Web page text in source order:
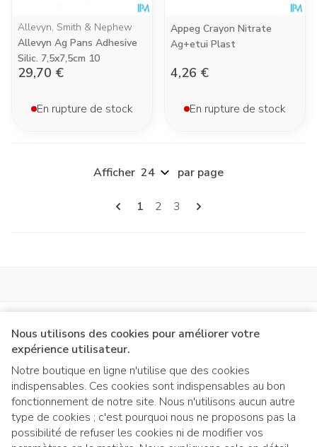
Nous utilisons des cookies pour améliorer votre
expérience utilisateur.
Notre boutique en ligne n'utilise que des cookies
indispensables. Ces cookies sont indispensables au bon
fonctionnement de notre site. Nous n'utilisons aucun autre
type de cookies ; c'est pourquoi nous ne proposons pas la
possibilité de refuser les cookies ni de modifier vos
Allevyn, Smith & Nephew
Allevyn Ag Pans Adhesive
Silic. 7,5x7,5cm 10
29,70 €
En rupture de stock
Appeg Crayon Nitrate
Ag+etui Plast
4,26 €
En rupture de stock
Pages
Vous lisez actuellement la page
1 Page
2 Page
3
Afficher par page
Liens légaux